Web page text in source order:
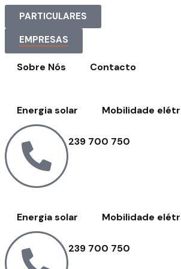
PARTICULARES
EMPRESAS
Sobre Nós Contacto
Energia solar Mobilidade
239 700 750
Energia solar Mobilidade
239 700 750